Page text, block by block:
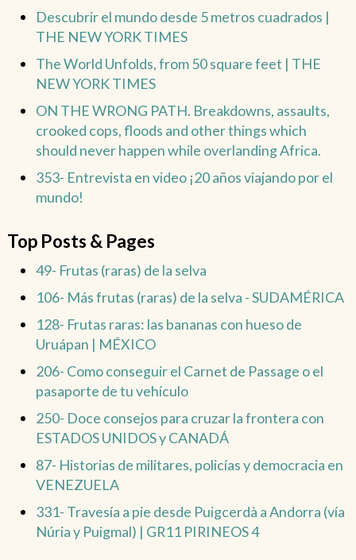
Descubrir el mundo desde 5 metros cuadrados |
THE NEW YORK TIMES
The World Unfolds, from 50 square feet | THE
NEW YORK TIMES
ON THE WRONG PATH. Breakdowns, assaults,
crooked cops, floods and other things which
should never happen while overlanding Africa.
353- Entrevista en video ¡20 años viajando por el
mundo!
Top Posts & Pages
49- Frutas (raras) de la selva
106- Más frutas (raras) de la selva - SUDAMÉRICA
128- Frutas raras: las bananas con hueso de
Uruápan | MÉXICO
206- Como conseguir el Carnet de Passage o el
pasaporte de tu vehículo
250- Doce consejos para cruzar la frontera con
ESTADOS UNIDOS y CANADÁ
87- Historias de militares, policías y democracia en
VENEZUELA
331- Travesía a pie desde Puigcerdà a Andorra (vía
Núria y Puigmal) | GR11 PIRINEOS 4